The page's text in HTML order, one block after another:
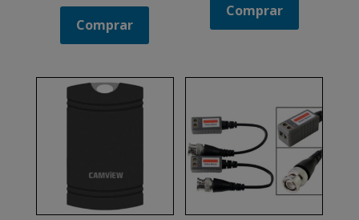
Comprar
Comprar